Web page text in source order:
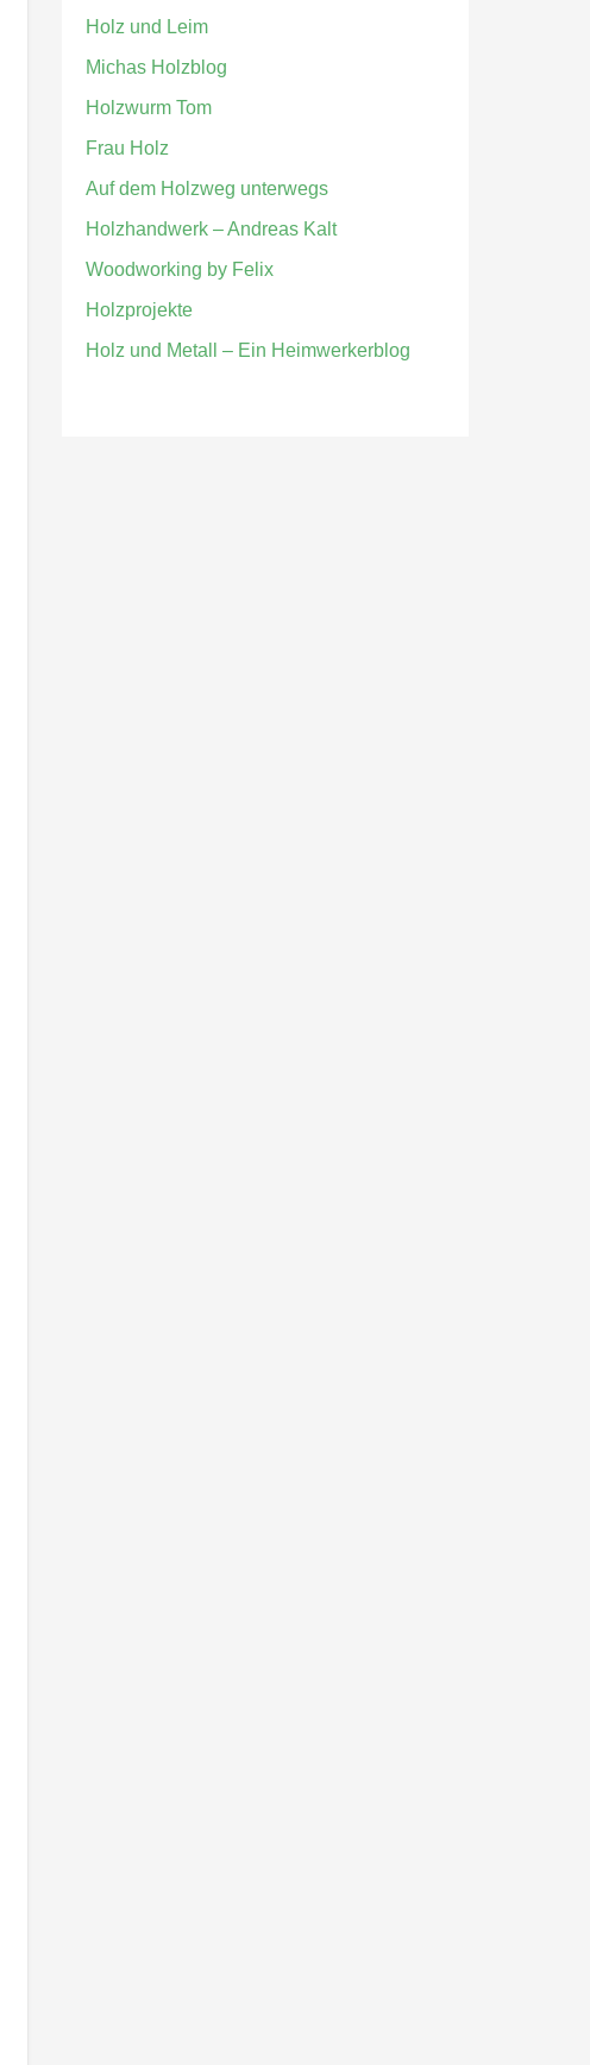
Holz und Leim
Michas Holzblog
Holzwurm Tom
Frau Holz
Auf dem Holzweg unterwegs
Holzhandwerk – Andreas Kalt
Woodworking by Felix
Holzprojekte
Holz und Metall – Ein Heimwerkerblog